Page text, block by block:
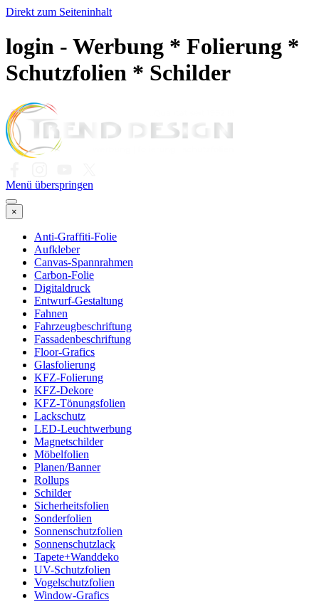
Direkt zum Seiteninhalt
login - Werbung * Folierung *
Schutzfolien * Schilder
Menü überspringen
×
Anti-Graffiti-Folie
Aufkleber
Canvas-Spannrahmen
Carbon-Folie
Digitaldruck
Entwurf-Gestaltung
Fahnen
Fahrzeugbeschriftung
Fassadenbeschriftung
Floor-Grafics
Glasfolierung
KFZ-Folierung
KFZ-Dekore
KFZ-Tönungsfolien
Lackschutz
LED-Leuchtwerbung
Magnetschilder
Möbelfolien
Planen/Banner
Rollups
Schilder
Sicherheitsfolien
Sonderfolien
Sonnenschutzfolien
Sonnenschutzlack
Tapete+Wanddeko
UV-Schutzfolien
Vogelschutzfolien
Window-Grafics